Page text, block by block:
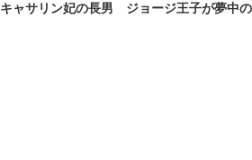
キャサリン妃の長男 ジョージ王子が夢中